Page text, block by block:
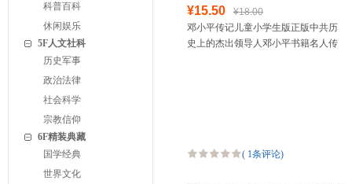
科普百科
休闲娱乐
5F人文社科
历史军事
政治法律
社会科学
宗教信仰
6F精装典藏
国学经典
世界文化
¥15.50
¥18.00
邓小平传记儿童小学生版正版中共历
史上的杰出领导人邓小平书籍名人传
( 1条评论)